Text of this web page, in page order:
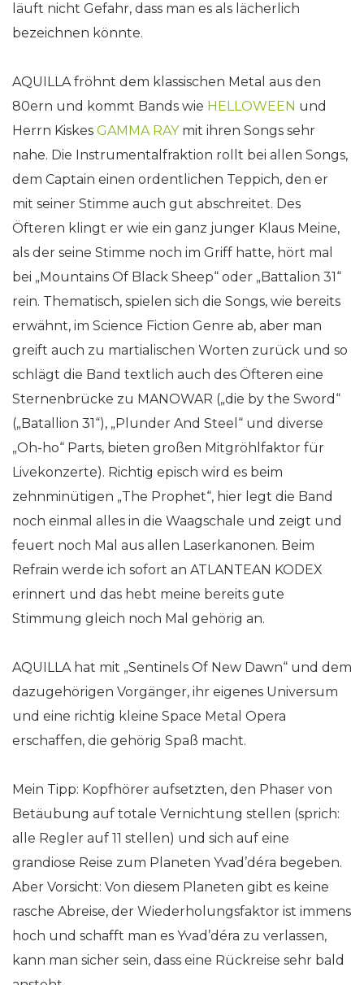
läuft nicht Gefahr, dass man es als lächerlich
bezeichnen könnte.
AQUILLA fröhnt dem klassischen Metal aus den
80ern und kommt Bands wie HELLOWEEN und
Herrn Kiskes GAMMA RAY mit ihren Songs sehr
nahe. Die Instrumentalfraktion rollt bei allen Songs,
dem Captain einen ordentlichen Teppich, den er
mit seiner Stimme auch gut abschreitet. Des
Öfteren klingt er wie ein ganz junger Klaus Meine,
als der seine Stimme noch im Griff hatte, hört mal
bei „Mountains Of Black Sheep“ oder „Battalion 31“
rein. Thematisch, spielen sich die Songs, wie bereits
erwähnt, im Science Fiction Genre ab, aber man
greift auch zu martialischen Worten zurück und so
schlägt die Band textlich auch des Öfteren eine
Sternenbrücke zu MANOWAR („die by the Sword“
(„Batallion 31“), „Plunder And Steel“ und diverse
„Oh-ho“ Parts, bieten großen Mitgröhlfaktor für
Livekonzerte). Richtig episch wird es beim
zehnminütigen „The Prophet“, hier legt die Band
noch einmal alles in die Waagschale und zeigt und
feuert noch Mal aus allen Laserkanonen. Beim
Refrain werde ich sofort an ATLANTEAN KODEX
erinnert und das hebt meine bereits gute
Stimmung gleich noch Mal gehörig an.
AQUILLA hat mit „Sentinels Of New Dawn“ und dem
dazugehörigen Vorgänger, ihr eigenes Universum
und eine richtig kleine Space Metal Opera
erschaffen, die gehörig Spaß macht.
Mein Tipp: Kopfhörer aufsetzten, den Phaser von
Betäubung auf totale Vernichtung stellen (sprich:
alle Regler auf 11 stellen) und sich auf eine
grandiose Reise zum Planeten Yvad’déra begeben.
Aber Vorsicht: Von diesem Planeten gibt es keine
rasche Abreise, der Wiederholungsfaktor ist immens
hoch und schafft man es Yvad’déra zu verlassen,
kann man sicher sein, dass eine Rückreise sehr bald